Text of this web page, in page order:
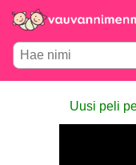
Uusi peli